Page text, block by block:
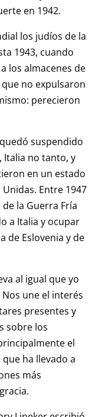
en 1942.
los judíos de la
1943, cuando
los almacenes de
no expulsaron
perecieron
suspendido
Italia no tanto, y
en un estado
Entre 1947
la Guerra Fría
a Italia y ocupar
de Eslovenia y de
al igual que yo
une el interés
presentes y
sobre los
el
ha llevado a
más